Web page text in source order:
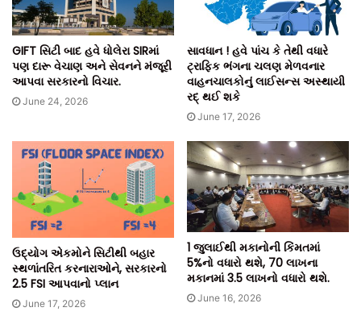
GIFT સિટી બાદ હવે ધોલેરા SIRમાં
પણ દારૂ વેચાણ અને સેવનને મંજૂરી
આપવા સરકારનો વિચાર.
June 24, 2026
સાવધાન ! હવે પાંચ કે તેથી વધારે
ટ્રાફિક ભંગના ચલણ મેળવનાર
વાહનચાલકોનું લાઈસન્સ અસ્થાયી
રદ્ થઈ શકે
June 17, 2026
ઉદ્યોગ એકમોને સિટીથી બહાર
સ્થળાંતરિત કરનારાઓને, સરકારનો
2.5 FSI આપવાનો પ્લાન
June 17, 2026
1 જુલાઈથી મકાનોની કિંમતમાં
5%નો વધારો થશે, 70 લાખના
મકાનમાં 3.5 લાખનો વધારો થશે.
June 16, 2026